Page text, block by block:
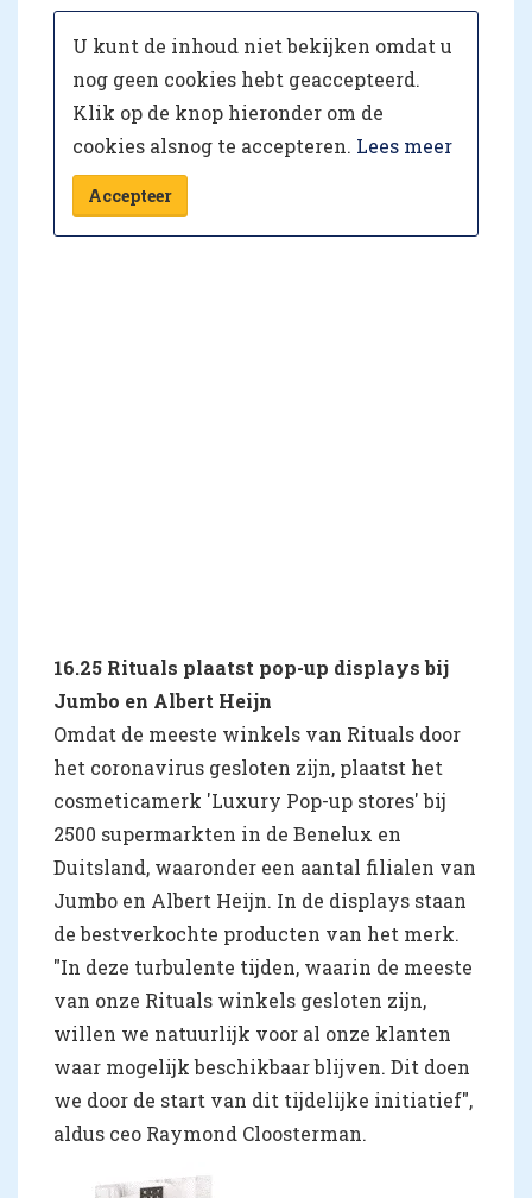
U kunt de inhoud niet bekijken omdat u
nog geen cookies hebt geaccepteerd.
Klik op de knop hieronder om de
cookies alsnog te accepteren. Lees meer
Accepteer
16.25 Rituals plaatst pop-up displays bij
Jumbo en Albert Heijn
Omdat de meeste winkels van Rituals door
het coronavirus gesloten zijn, plaatst het
cosmeticamerk 'Luxury Pop-up stores' bij
2500 supermarkten in de Benelux en
Duitsland, waaronder een aantal filialen van
Jumbo en Albert Heijn. In de displays staan
de bestverkochte producten van het merk.
"In deze turbulente tijden, waarin de meeste
van onze Rituals winkels gesloten zijn,
willen we natuurlijk voor al onze klanten
waar mogelijk beschikbaar blijven. Dit doen
we door de start van dit tijdelijke initiatief",
aldus ceo Raymond Cloosterman.